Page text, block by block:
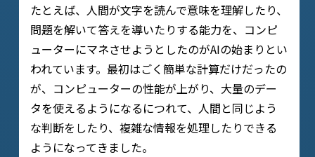
たとえば、人間が文字を読んで意味を理解したり、
問題を解いて答えを導いたりする能力を、コンピ
ューターにマネさせようとしたのがAIの始まりとい
われています。最初はごく簡単な計算だけだったの
が、コンピューターの性能が上がり、大量のデー
タを使えるようになるにつれて、人間と同じよう
な判断をしたり、複雑な情報を処理したりできる
ようになってきました。